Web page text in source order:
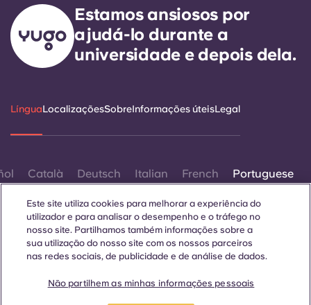
Estamos ansiosos por
ajudá-lo durante a
universidade e depois dela.
LínguaLocalizaçõesSobreInformações úteisLegal
Català Deutsch Italian French Portuguese
Este site utiliza cookies para melhorar a experiência do
utilizador e para analisar o desempenho e o tráfego no
nosso site. Partilhamos também informações sobre a
sua utilização do nosso site com os nossos parceiros
nas redes sociais, de publicidade e de análise de dados.
Não partilhem as minhas informações pessoais